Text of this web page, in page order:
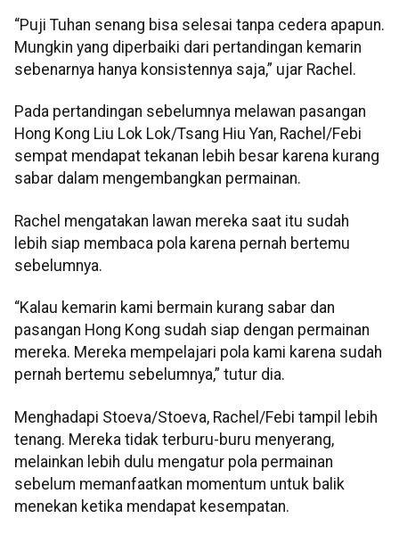
“Puji Tuhan senang bisa selesai tanpa cedera apapun.
Mungkin yang diperbaiki dari pertandingan kemarin
sebenarnya hanya konsistennya saja,” ujar Rachel.
Pada pertandingan sebelumnya melawan pasangan
Hong Kong Liu Lok Lok/Tsang Hiu Yan, Rachel/Febi
sempat mendapat tekanan lebih besar karena kurang
sabar dalam mengembangkan permainan.
Rachel mengatakan lawan mereka saat itu sudah
lebih siap membaca pola karena pernah bertemu
sebelumnya.
“Kalau kemarin kami bermain kurang sabar dan
pasangan Hong Kong sudah siap dengan permainan
mereka. Mereka mempelajari pola kami karena sudah
pernah bertemu sebelumnya,” tutur dia.
Menghadapi Stoeva/Stoeva, Rachel/Febi tampil lebih
tenang. Mereka tidak terburu-buru menyerang,
melainkan lebih dulu mengatur pola permainan
sebelum memanfaatkan momentum untuk balik
menekan ketika mendapat kesempatan.